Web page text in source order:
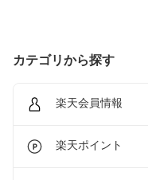
カテゴリから探す
楽天会員情報
楽天ポイント